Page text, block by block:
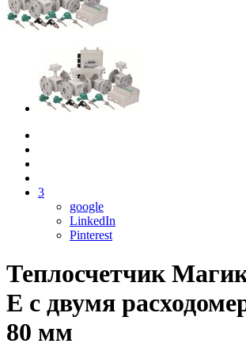
3
google
LinkedIn
Pinterest
Теплосчетчик
Е с двумя
80 мм